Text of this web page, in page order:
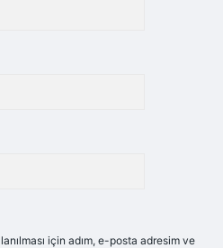
için adım, e-posta adresim ve